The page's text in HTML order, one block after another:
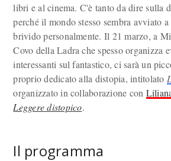
libri e al cinema. C'è tanto da dire sulla
perché il mondo stesso sembra avviato
brivido personalmente. Il 21 marzo, a
Covo della Ladra che spesso organizza
interessanti sul fantastico, ci sarà un
proprio dedicato alla distopia, intitolato
organizzato in collaborazione con
Leggere distopico.
Il programma